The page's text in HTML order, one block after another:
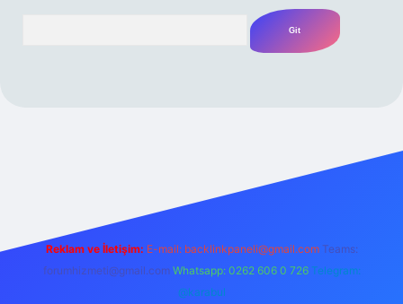
Reklam ve İletişim: E-mail: backlinkpaneli@gmail.com Teams:
forumhizmeti@gmail.com Whatsapp: 0262 606 0 726 Telegram:
@karabul